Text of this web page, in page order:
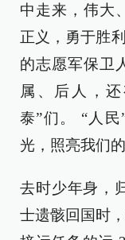
中走来，伟大
正义，勇于胜
的志愿军保卫
属、后人，
泰”们。 “人
光，照亮我们的
去时少年身，
士遗骸回国时